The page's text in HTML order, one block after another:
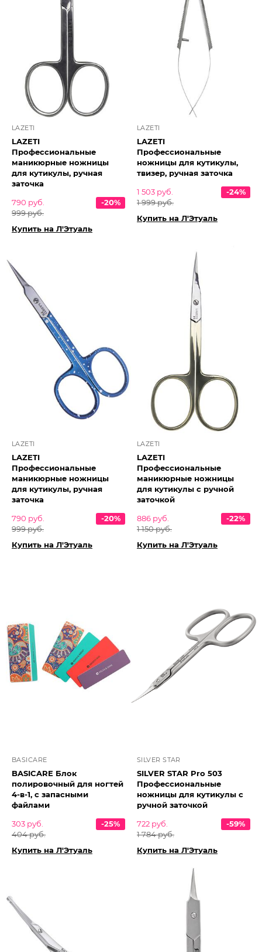
LAZETI
LAZETI
Профессиональные
маникюрные ножницы
для кутикулы, ручная
заточка
790 руб.
999 руб.
-20%
Купить на Л'Этуаль
LAZETI
LAZETI
Профессиональные
ножницы для кутикулы,
твизер, ручная заточка
1 503 руб.
1 999 руб.
-24%
Купить на Л'Этуаль
LAZETI
LAZETI
Профессиональные
маникюрные ножницы
для кутикулы, ручная
заточка
790 руб.
999 руб.
-20%
Купить на Л'Этуаль
LAZETI
LAZETI
Профессиональные
маникюрные ножницы
для кутикулы с ручной
заточкой
886 руб.
1 150 руб.
-22%
Купить на Л'Этуаль
BASICARE
BASICARE Блок
полировочный для ногтей
4-в-1, с запасными
файлами
303 руб.
404 руб.
-25%
Купить на Л'Этуаль
SILVER STAR
SILVER STAR Pro 503
Профессиональные
ножницы для кутикулы с
ручной заточкой
722 руб.
1 784 руб.
-59%
Купить на Л'Этуаль